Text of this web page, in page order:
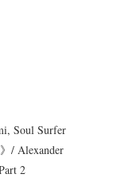
Soul Surfer
/ Alexander
2